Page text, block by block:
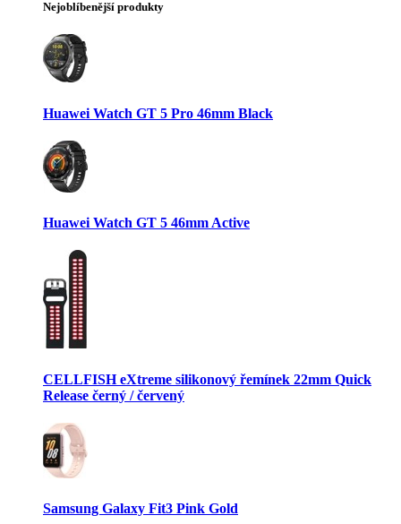
Nejoblíbenější produkty
Huawei Watch GT 5 Pro 46mm Black
Huawei Watch GT 5 46mm Active
CELLFISH eXtreme silikonový řemínek 22mm Quick
Release černý / červený
Samsung Galaxy Fit3 Pink Gold